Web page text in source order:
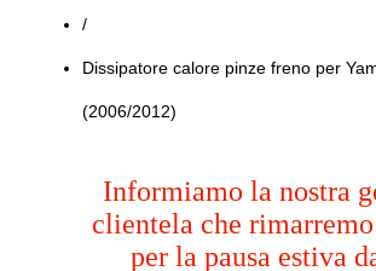
/
Dissipatore calore pinze freno per
(2006/2012)
Informiamo la nostra
clientela che
per la pausa estiva